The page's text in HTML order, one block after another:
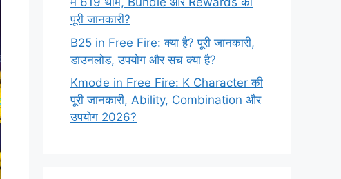
पूरी जानकारी?
B25 in Free Fire: क्या है? पूरी जानकारी,
डाउनलोड, उपयोग और सच क्या है?
Kmode in Free Fire: K Character की
पूरी जानकारी, Ability, Combination और
उपयोग 2026?